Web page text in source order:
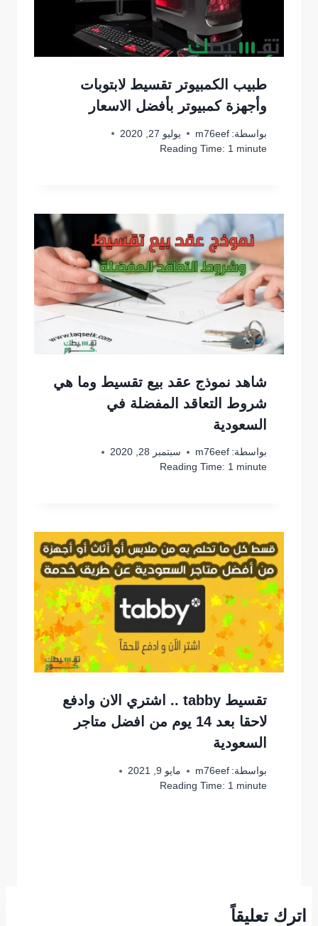
طبيب الكمبيوتر تقسيط لابتوبات
وأجهزة كمبيوتر بأفضل الاسعار
بواسطة: m76eef
يوليو 27, 2020
Reading Time: 1 minute
شاهد نموذج عقد بيع تقسيط وما هي
شروط التعاقد المفضلة في
السعودية
بواسطة: m76eef
سبتمبر 28, 2020
Reading Time: 1 minute
تقسيط tabby .. اشتري الان وادفع
لاحقا بعد 14 يوم من افضل متاجر
السعودية
بواسطة: m76eef
مايو 9, 2021
Reading Time: 1 minute
اترك تعليقاً